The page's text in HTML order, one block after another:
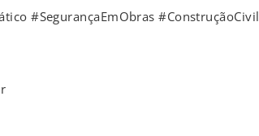
#SegurançaEmObras #ConstruçãoCivil